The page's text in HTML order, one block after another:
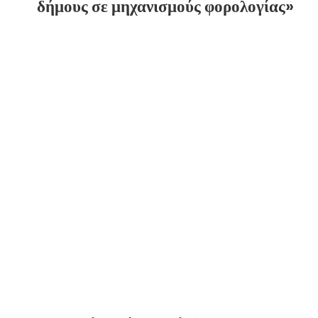
δήμους σε μηχανισμούς φορολογίας»